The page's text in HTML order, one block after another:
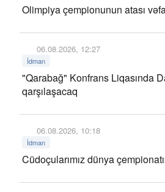
Olimpiya çempionunun atası
06.08.2026, 12:27
İdman
"Qarabağ" Konfrans Liqasında
qarşılaşacaq
06.08.2026, 10:18
İdman
Cüdoçularımız dünya